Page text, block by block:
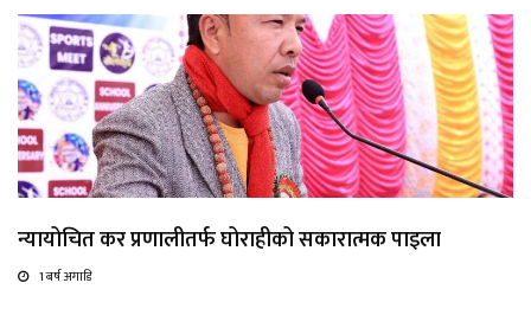
न्यायोचित कर प्रणालीतर्फ घोराहीको सकारात्मक पाइला
1 बर्ष अगाडि